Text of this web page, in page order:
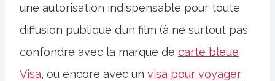
une autorisation indispensable pour toute
diffusion publique d’un film (à ne surtout pas
confondre avec la marque de carte bleue
Visa, ou encore avec un visa pour voyager